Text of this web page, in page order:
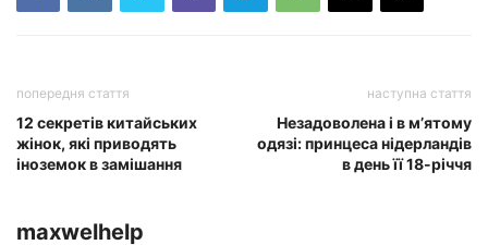
попередня стаття
12 секретів китайських
жінок, які приводять
іноземок в замішання
наступна стаття
Незадоволена і в м’ятому
одязі: принцеса нідерландів
в день її 18-річчя
maxwelhelp